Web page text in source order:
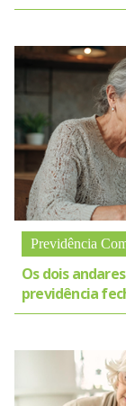
Previdência
Os dois
previdência